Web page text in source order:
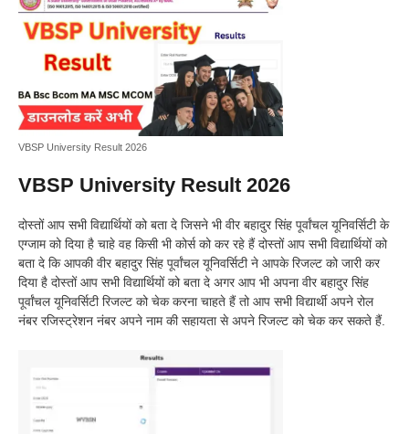
VBSP University Result 2026
VBSP University Result 2026
दोस्तों आप सभी विद्यार्थियों को बता दे जिसने भी वीर बहादुर सिंह पूर्वांचल यूनिवर्सिटी के
एग्जाम को दिया है चाहे वह किसी भी कोर्स को कर रहे हैं दोस्तों आप सभी विद्यार्थियों को
बता दे कि आपकी वीर बहादुर सिंह पूर्वांचल यूनिवर्सिटी ने आपके रिजल्ट को जारी कर
दिया है दोस्तों आप सभी विद्यार्थियों को बता दे अगर आप भी अपना वीर बहादुर सिंह
पूर्वांचल यूनिवर्सिटी रिजल्ट को चेक करना चाहते हैं तो आप सभी विद्यार्थी अपने रोल
नंबर रजिस्ट्रेशन नंबर अपने नाम की सहायता से अपने रिजल्ट को चेक कर सकते हैं.